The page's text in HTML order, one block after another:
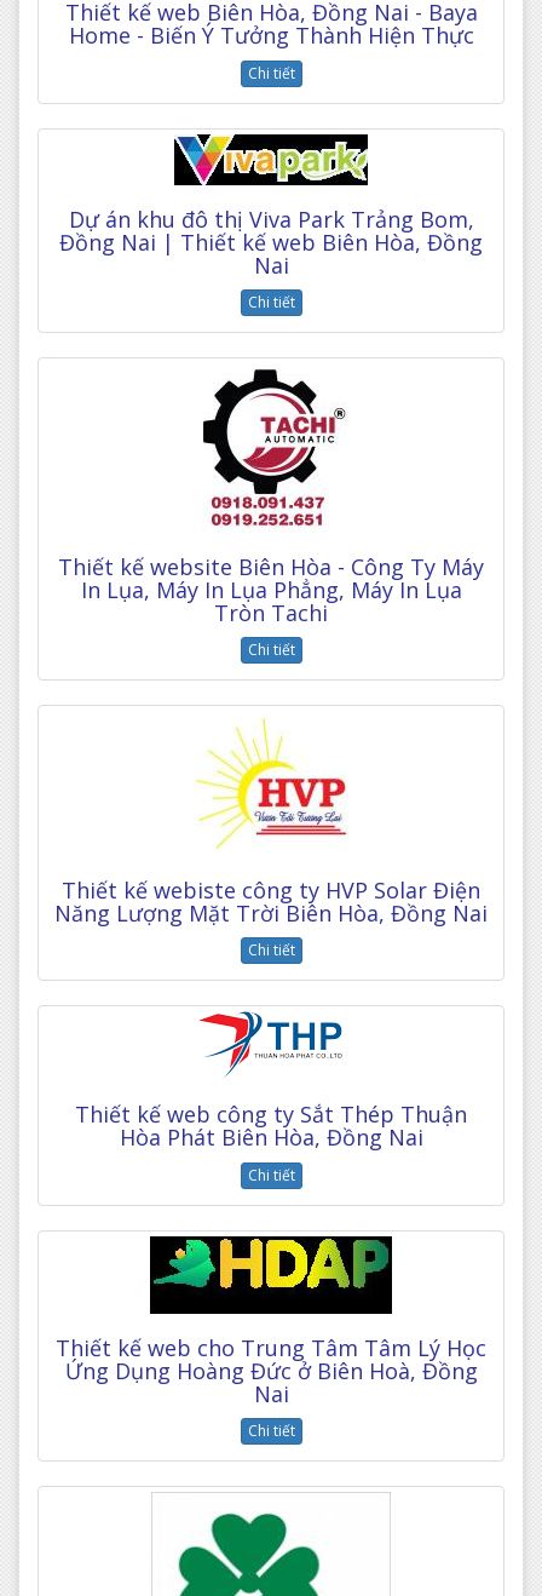
Thiết kế web Biên Hòa, Đồng Nai - Baya
Home - Biến Ý Tưởng Thành Hiện Thực
Chi tiết
Dự án khu đô thị Viva Park Trảng Bom,
Đồng Nai | Thiết kế web Biên Hòa, Đồng
Nai
Chi tiết
Thiết kế website Biên Hòa - Công Ty Máy
In Lụa, Máy In Lụa Phẳng, Máy In Lụa
Tròn Tachi
Chi tiết
Thiết kế webiste công ty HVP Solar Điện
Năng Lượng Mặt Trời Biên Hòa, Đồng Nai
Chi tiết
Thiết kế web công ty Sắt Thép Thuận
Hòa Phát Biên Hòa, Đồng Nai
Chi tiết
Thiết kế web cho Trung Tâm Tâm Lý Học
Ứng Dụng Hoàng Đức ở Biên Hoà, Đồng
Nai
Chi tiết